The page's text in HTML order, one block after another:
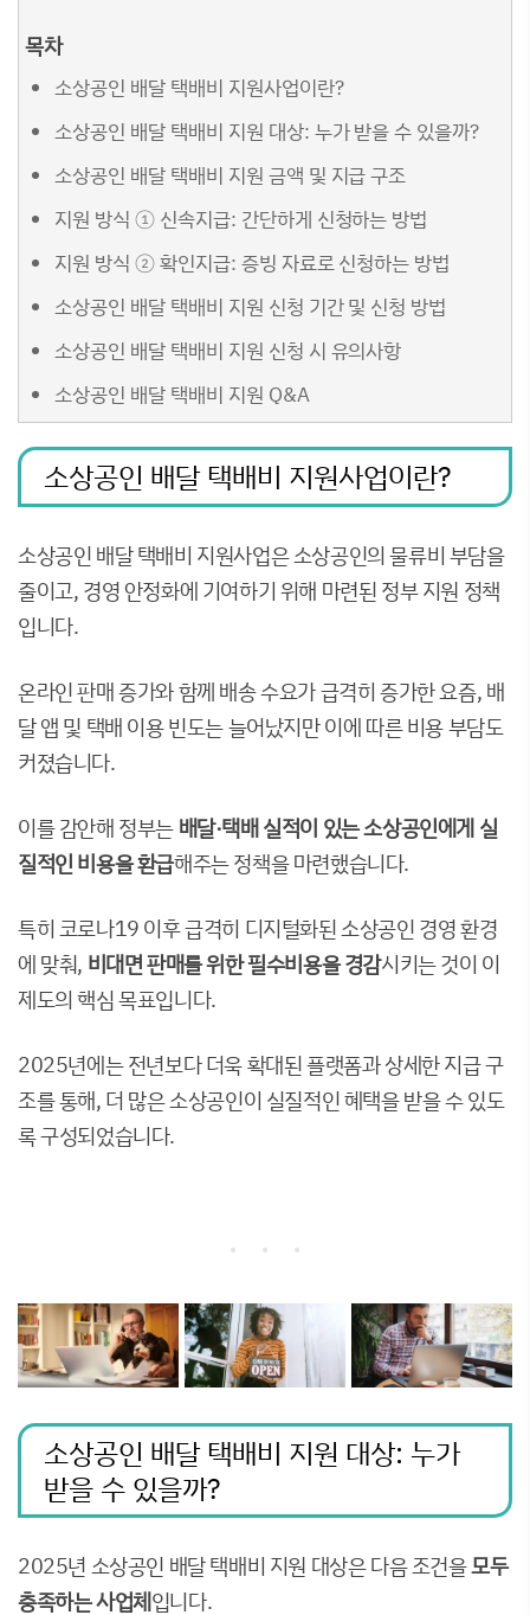
목차
소상공인 배달 택배비 지원사업이란?
소상공인 배달 택배비 지원 대상: 누가 받을 수 있을까?
소상공인 배달 택배비 지원 금액 및 지급 구조
지원 방식 ① 신속지급: 간단하게 신청하는 방법
지원 방식 ② 확인지급: 증빙 자료로 신청하는 방법
소상공인 배달 택배비 지원 신청 기간 및 신청 방법
소상공인 배달 택배비 지원 신청 시 유의사항
소상공인 배달 택배비 지원 Q&A
소상공인 배달 택배비 지원사업이란?
소상공인 배달 택배비 지원사업은 소상공인의 물류비 부담을
줄이고, 경영 안정화에 기여하기 위해 마련된 정부 지원 정책
입니다.
온라인 판매 증가와 함께 배송 수요가 급격히 증가한 요즘, 배
달 앱 및 택배 이용 빈도는 늘어났지만 이에 따른 비용 부담도
커졌습니다.
이를 감안해 정부는 배달·택배 실적이 있는 소상공인에게 실
질적인 비용을 환급해주는 정책을 마련했습니다.
특히 코로나19 이후 급격히 디지털화된 소상공인 경영 환경
에 맞춰, 비대면 판매를 위한 필수비용을 경감시키는 것이 이
제도의 핵심 목표입니다.
2025년에는 전년보다 더욱 확대된 플랫폼과 상세한 지급 구
조를 통해, 더 많은 소상공인이 실질적인 혜택을 받을 수 있도
록 구성되었습니다.
소상공인 배달 택배비 지원 대상: 누가
받을 수 있을까?
2025년 소상공인 배달 택배비 지원 대상은 다음 조건을모두
충족하는 사업체입니다.